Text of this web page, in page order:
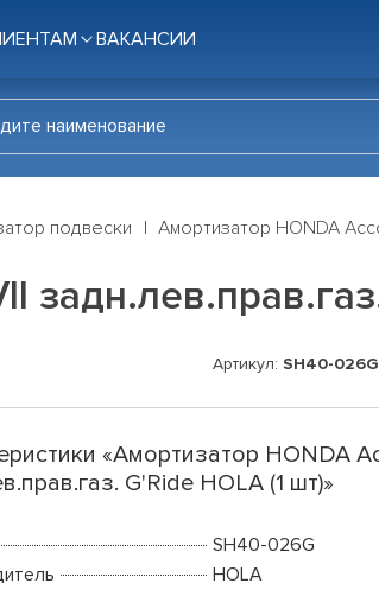
ВАКАНСИИ
подвески Амортизатор HONDA
Артикул: SH40-026G
«Амортизатор HONDA
G'Ride HOLA (1 шт)»
SH40-026G
HOLA